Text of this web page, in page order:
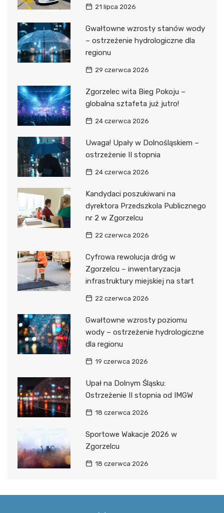
21 lipca 2026
Gwałtowne wzrosty stanów wody
– ostrzeżenie hydrologiczne dla
regionu
29 czerwca 2026
Zgorzelec wita Bieg Pokoju –
globalna sztafeta już jutro!
24 czerwca 2026
Uwaga! Upały w Dolnośląskiem –
ostrzeżenie II stopnia
24 czerwca 2026
Kandydaci poszukiwani na
dyrektora Przedszkola Publicznego
nr 2 w Zgorzelcu
22 czerwca 2026
Cyfrowa rewolucja dróg w
Zgorzelcu – inwentaryzacja
infrastruktury miejskiej na start
22 czerwca 2026
Gwałtowne wzrosty poziomu
wody – ostrzeżenie hydrologiczne
dla regionu
19 czerwca 2026
Upał na Dolnym Śląsku:
Ostrzeżenie II stopnia od IMGW
18 czerwca 2026
Sportowe Wakacje 2026 w
Zgorzelcu
18 czerwca 2026